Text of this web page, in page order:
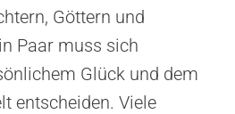
Göttern und
Paar muss sich
Glück und dem
entscheiden. Viele